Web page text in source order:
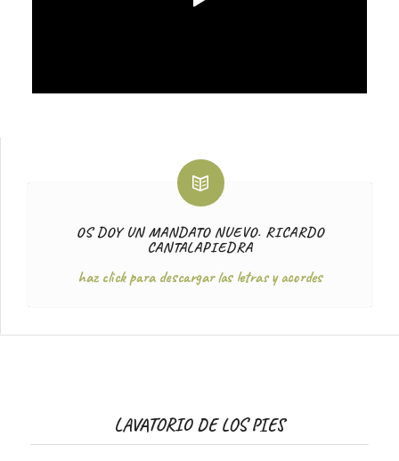
OS DOY UN MANDATO NUEVO. RICARDO
CANTALAPIEDRA
haz click para descargar las letras y acordes
LAVATORIO DE LOS PIES